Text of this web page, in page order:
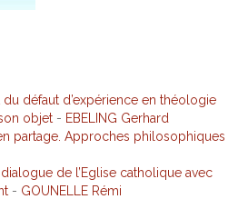
du défaut d’expérience en théologie
objet - EBELING Gerhard
partage. Approches philosophiques
de l’Eglise catholique avec
- GOUNELLE Rémi